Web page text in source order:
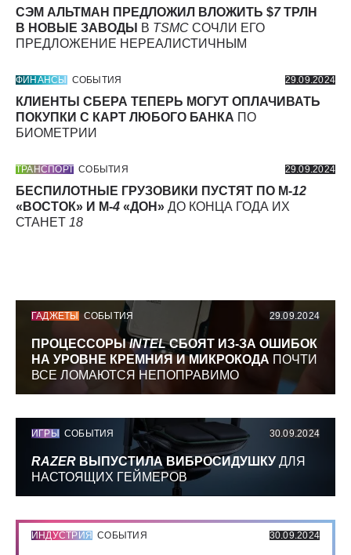
СЭМ АЛЬТМАН ПРЕДЛОЖИЛ ВЛОЖИТЬ $7ТРЛН
В НОВЫЕ ЗАВОДЫ
В TSMC СОЧЛИ ЕГО
ПРЕДЛОЖЕНИЕ НЕРЕАЛИСТИЧНЫМ
ФИНАНСЫ СОБЫТИЯ 29.09.2024
КЛИЕНТЫ СБЕРА ТЕПЕРЬ МОГУТ ОПЛАЧИВАТЬ
ПОКУПКИ С КАРТ ЛЮБОГО БАНКА ПО
БИОМЕТРИИ
ТРАНСПОРТ СОБЫТИЯ 29.09.2024
БЕСПИЛОТНЫЕ ГРУЗОВИКИ ПУСТЯТ ПО М-12
«ВОСТОК» И М-4 «ДОН» ДО КОНЦА ГОДА ИХ
СТАНЕТ 18
ГАДЖЕТЫ СОБЫТИЯ 29.09.2024
ПРОЦЕССОРЫINTELСБОЯТ ИЗ-ЗА ОШИБОК
НА УРОВНЕ КРЕМНИЯ И МИКРОКОДА ПОЧТИ
ВСЕ ЛОМАЮТСЯ НЕПОПРАВИМО
ИГРЫ СОБЫТИЯ 30.09.2024
RAZER ВЫПУСТИЛА ВИБРОСИДУШКУ ДЛЯ
НАСТОЯЩИХ ГЕЙМЕРОВ
ИНДУСТРИЯ СОБЫТИЯ 30.09.2024